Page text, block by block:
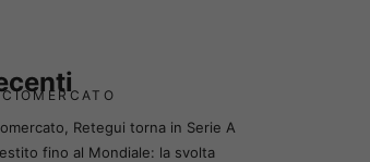
Retegui torna in Serie A
fino al Mondiale: la svolta